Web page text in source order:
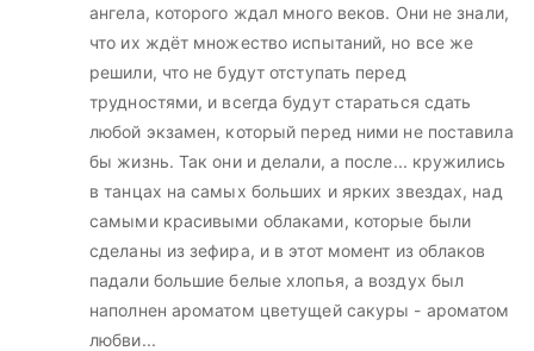
ангела, которого ждал много веков. Они не знали,
что их ждёт множество испытаний, но все же
решили, что не будут отступать перед
трудностями, и всегда будут стараться сдать
любой экзамен, который перед ними не поставила
бы жизнь. Так они и делали, а после... кружились
в танцах на самых больших и ярких звездах, над
самыми красивыми облаками, которые были
сделаны из зефира, и в этот момент из облаков
падали большие белые хлопья, а воздух был
наполнен ароматом цветущей сакуры - ароматом
любви...